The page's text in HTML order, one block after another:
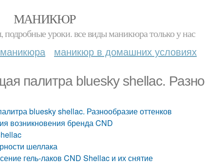
МАНИКЮР
уроки. все виды маникюра только у нас
маникюр в домашних условиях
палитра bluesky shellac.
bluesky shellac. Разнообразие оттенков
возникновения бренда CND
шеллака
гель-лаков CND Shellac и их снятие